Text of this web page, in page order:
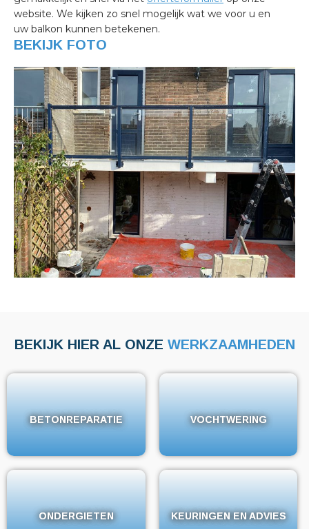
website. We kijken zo snel mogelijk wat we voor u en
uw balkon kunnen betekenen.
BEKIJK FOTO
BEKIJK HIER AL ONZE WERKZAAMHEDEN
BETONREPARATIE
BETONREPARATIE VOCHTWERING
VOCHTWERING
ONDERGIETEN
ONDERGIETEN KEURINGEN EN ADVIES
KEURINGEN EN ADVIES